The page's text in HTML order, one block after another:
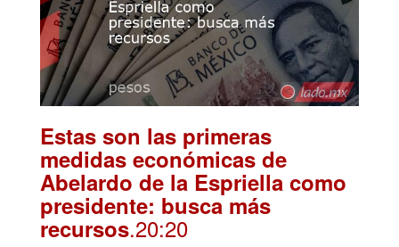
Estas son las primeras
medidas económicas de
Abelardo de la Espriella como
presidente: busca más
recursos.20:20